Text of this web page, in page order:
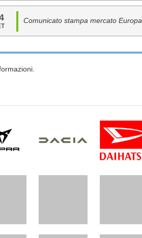
Comunicato stampa mercato Europa